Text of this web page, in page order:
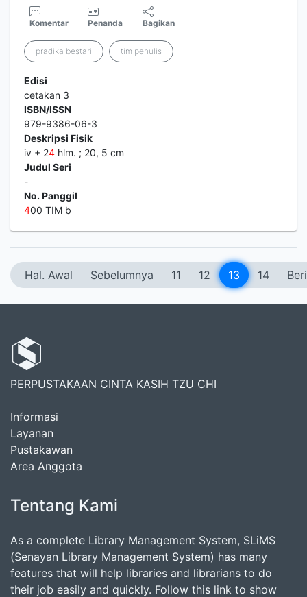
Komentar Penanda Bagikan
pradika bestari tim penulis
Edisi
cetakan 3
ISBN/ISSN
979-9386-06-3
Deskripsi Fisik
iv + 24 hlm. ; 20, 5 cm
Judul Seri
-
No. Panggil
400 TIM b
Hal. Awal Sebelumnya 11 12 13 14
PERPUSTAKAAN CINTA KASIH TZU CHI
Informasi
Layanan
Pustakawan
Area Anggota
Tentang Kami
As a complete Library Management System, SLiMS
(Senayan Library Management System) has many
features that will help libraries and librarians to do
their job easily and quickly. Follow this link to show